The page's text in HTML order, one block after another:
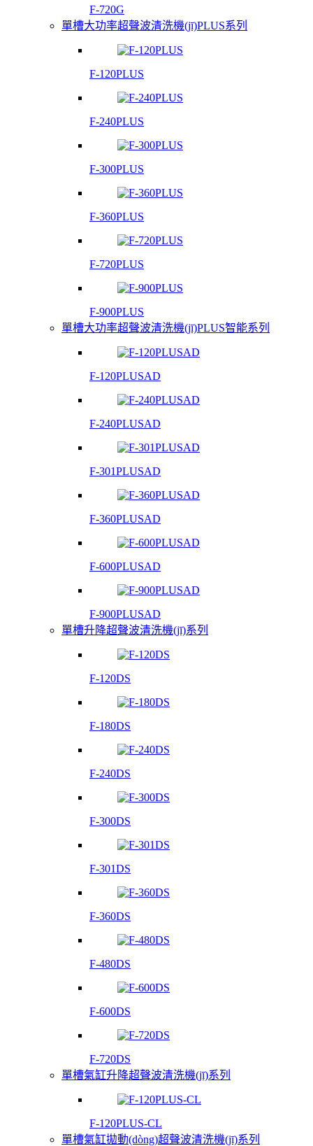
F-720G
單槽大功率超聲波清洗機(jī)PLUS系列
F-120PLUS
F-240PLUS
F-300PLUS
F-360PLUS
F-720PLUS
F-900PLUS
單槽大功率超聲波清洗機(jī)PLUS智能系列
F-120PLUSAD
F-240PLUSAD
F-301PLUSAD
F-360PLUSAD
F-600PLUSAD
F-900PLUSAD
單槽升降超聲波清洗機(jī)系列
F-120DS
F-180DS
F-240DS
F-300DS
F-301DS
F-360DS
F-480DS
F-600DS
F-720DS
單槽氣缸升降超聲波清洗機(jī)系列
F-120PLUS-CL
單槽氣缸拋動(dòng)超聲波清洗機(jī)系列